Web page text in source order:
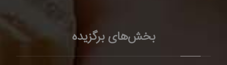
بخش‌های برگزیده